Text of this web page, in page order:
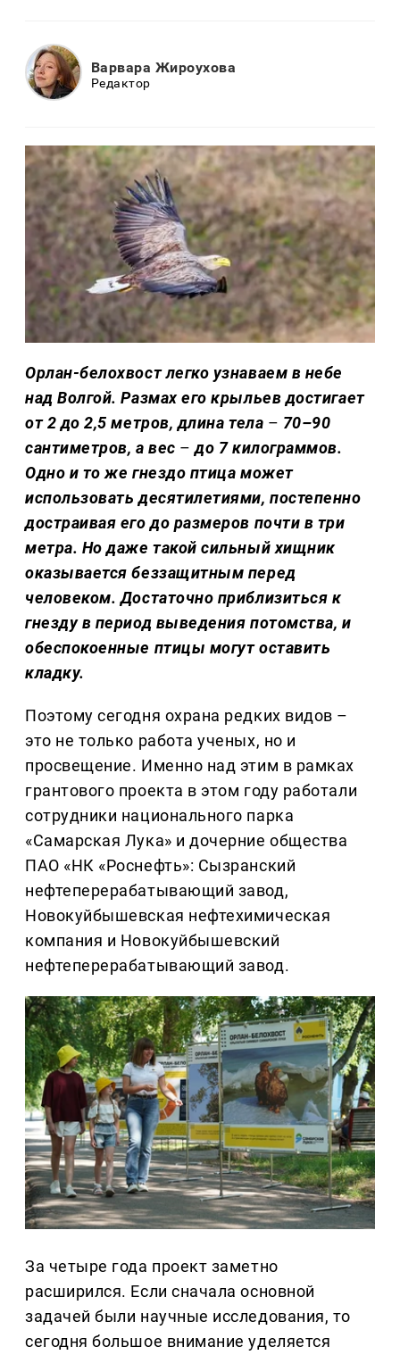
Варвара Жироухова
Редактор
Орлан-белохвост легко узнаваем в небе
над Волгой. Размах его крыльев достигает
от 2 до 2,5 метров, длина тела – 70–90
сантиметров, а вес – до 7 килограммов.
Одно и то же гнездо птица может
использовать десятилетиями, постепенно
достраивая его до размеров почти в три
метра. Но даже такой сильный хищник
оказывается беззащитным перед
человеком. Достаточно приблизиться к
гнезду в период выведения потомства, и
обеспокоенные птицы могут оставить
кладку.
Поэтому сегодня охрана редких видов –
это не только работа ученых, но и
просвещение. Именно над этим в рамках
грантового проекта в этом году работали
сотрудники национального парка
«Самарская Лука» и дочерние общества
ПАО «НК «Роснефть»: Сызранский
нефтеперерабатывающий завод,
Новокуйбышевская нефтехимическая
компания и Новокуйбышевский
нефтеперерабатывающий завод.
За четыре года проект заметно
расширился. Если сначала основной
задачей были научные исследования, то
сегодня большое внимание уделяется